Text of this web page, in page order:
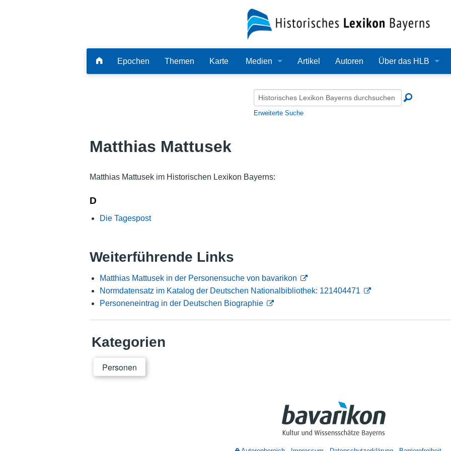
Epochen Themen Karte Medien
Audio
Alle Dateien
Artikel Autoren Über das HLB
Redaktion
Erweiterte Suche
Matthias Mattusek
Matthias Mattusek im Historischen Lexikon Bayerns:
D
Die Tagespost
Weiterführende Links
Matthias Mattusek in der Personensuche von bavarikon
Normdatensatz im Katalog der Deutschen Nationalbibliothek: 121404471
Personeneintrag in der Deutschen Biographie
Kategorien
Personen